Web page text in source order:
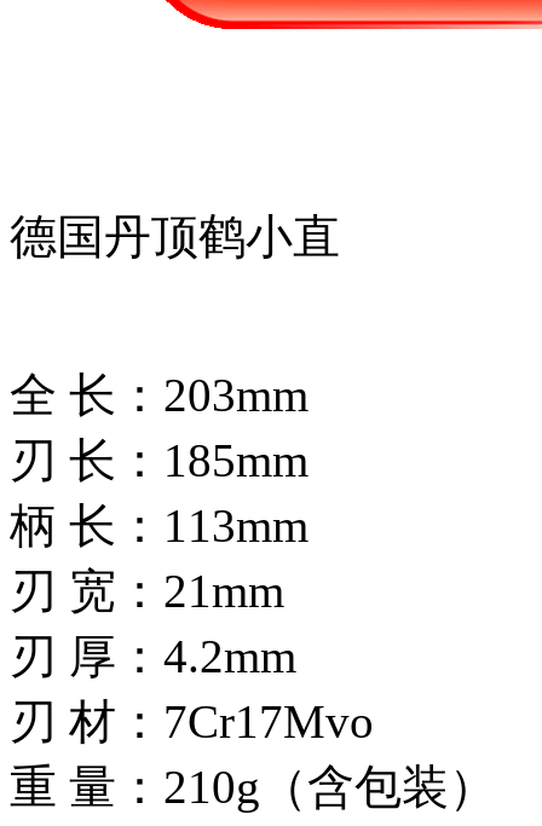
德国丹顶鹤小直
全 长：203mm
刃 长：185mm
柄 长：113mm
刃 宽：21mm
刃 厚：4.2mm
刃 材：7Cr17Mvo
重 量：210g（含包装）